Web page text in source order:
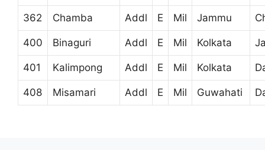
362 Chamba Addl E Mil Jammu
400 Binaguri Addl E Mil Kolkata
401 Kalimpong Addl E Mil Kolkata
408 Misamari Addl E Mil Guwahati